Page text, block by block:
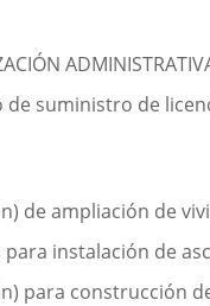
suministro de
de ampliación de
instalación de
para